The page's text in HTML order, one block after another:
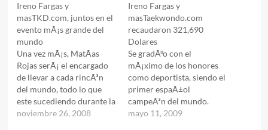
Ireno Fargas y
masTKD.com, juntos en el
evento mÃ¡s grande del
mundo
Una vez mÃ¡s, MatÃ­as
Rojas serÃ¡ el encargado
de llevar a cada rincÃ³n
del mundo, todo lo que
este sucediendo durante la
realizaciÃ³n de los eventos
noviembre 26, 2008
Ireno Fargas y
masTaekwondo.com
recaudaron 321,690
Dolares
Se gradÃºo con el
mÃ¡ximo de los honores
como deportista, siendo el
primer espaÃ±ol
campeÃ³n del mundo.
ConsiguiÃ³ campeones
mayo 11, 2009